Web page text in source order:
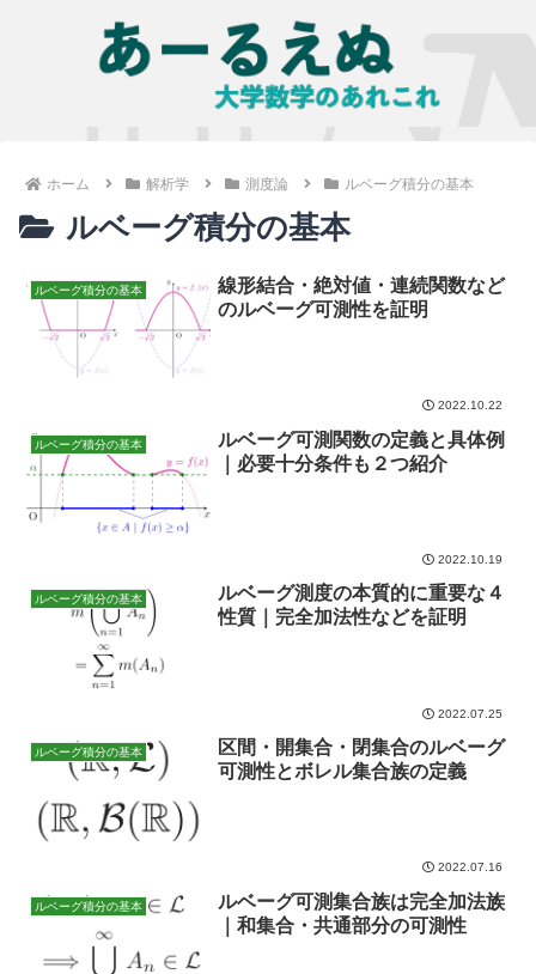
ホーム 解析学 測度論 ルベーグ積分の基本
ルベーグ積分の基本
ルベーグ積分の基本
線形結合・絶対値・連続関数など
のルベーグ可測性を証明
2022.10.22
ルベーグ積分の基本
ルベーグ可測関数の定義と具体例
｜必要十分条件も２つ紹介
2022.10.19
ルベーグ積分の基本
ルベーグ測度の本質的に重要な４
性質｜完全加法性などを証明
2022.07.25
ルベーグ積分の基本
区間・開集合・閉集合のルベーグ
可測性とボレル集合族の定義
2022.07.16
ルベーグ積分の基本
ルベーグ可測集合族は完全加法族
｜和集合・共通部分の可測性